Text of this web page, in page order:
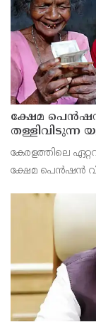
ക്ഷേമ
മാസവും
കേരളത്തിലെ
ക്ഷേമ പെന്‍ഷന്‍